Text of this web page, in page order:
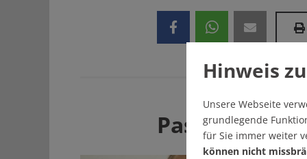
Passend
Hinweis
Unsere Webseite
grundlegende
für Sie immer weiter
können nicht